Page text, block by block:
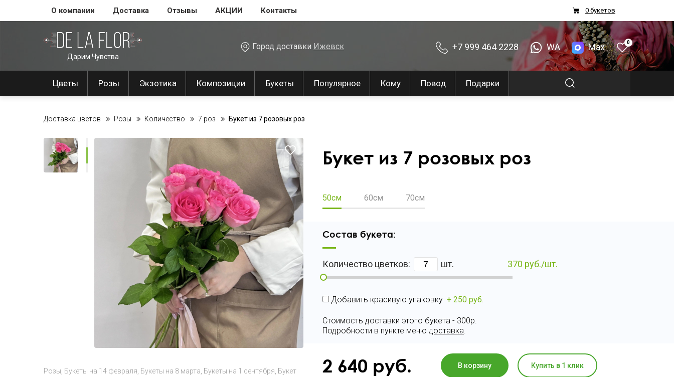
О компании Доставка Отзывы АКЦИИ Контакты 0 букетов
Дарим Чувства
Город доставки Ижевск +7 999 464 2228 WA Max 0
Цветы Розы Экзотика Композиции Букеты Популярное Кому Повод Подарки
Доставка цветов Розы Количество 7 роз Букет из 7 розовых роз
Розы Букеты на 14 февраля Букеты на 8 марта Букеты на 1 сентября Букет
Букет из 7 розовых роз
50см 60см 70см
Состав букета:
Количество цветков: шт. 370 руб./шт.
Добавить красивую упаковку + 250 руб.
Стоимость доставки этого букета - 300р.
Подробности в пункте меню доставка.
2 640 руб. В корзину Купить в 1 клик